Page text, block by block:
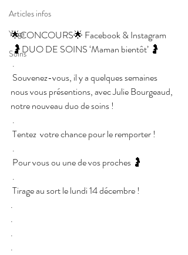
Articles infos
Yoga
Soins
🌟CONCOURS🌟 Facebook & Instagram
🤰DUO DE SOINS ‘Maman bientôt’ 🤰
.
nous vous présentions, avec Julie Bourgeaud,
notre nouveau duo de soins !
.
Tentez  votre chance pour le remporter !
.
Pour vous ou une de vos proches 🤰
.
Tirage au sort le lundi 14 décembre !
.
.
.
.